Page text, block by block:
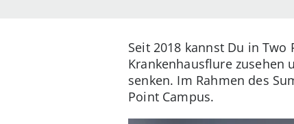
Seit 2018 kannst Du in
Krankenhausflure zusehen
senken. Im Rahmen des
Point Campus.